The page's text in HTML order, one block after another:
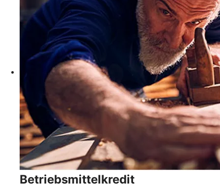
Betriebsmittelkredit